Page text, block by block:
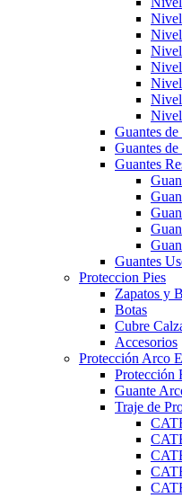
Guantes
Guantes
Guantes
Guantes
Proteccion Pies
Zapatos y
Botas
Cubre
Accesorios
Protección Arco
Protección
Guante
Traje de